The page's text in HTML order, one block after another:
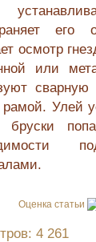
его
осмотр
или
сварную
Улей
бруски
Оценка статьи
4 261